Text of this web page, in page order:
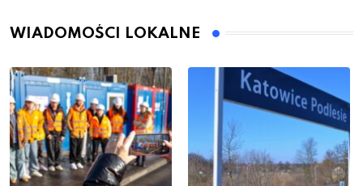
WIADOMOŚCI LOKALNE